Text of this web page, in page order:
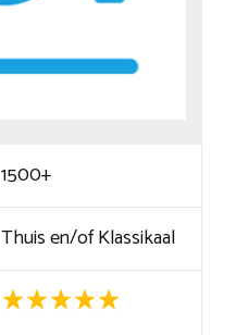
1500+
Thuis en/of Klassikaal